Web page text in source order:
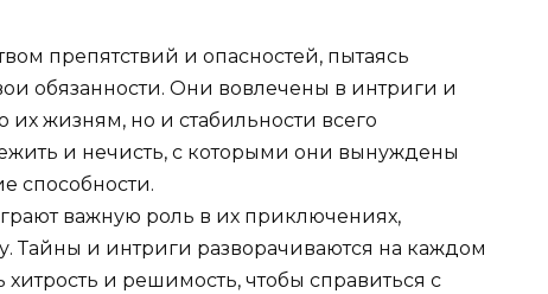
препятствий и опасностей, пытаясь
обязанности. Они вовлечены в интриги и
их жизням, но и стабильности всего
и нечисть, с которыми они вынуждены
способности.
важную роль в их приключениях,
Тайны и интриги разворачиваются на каждом
и решимость, чтобы справиться с